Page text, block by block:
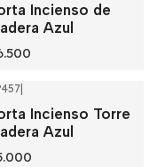
Incienso de
Azul
Incienso Torre
Azul